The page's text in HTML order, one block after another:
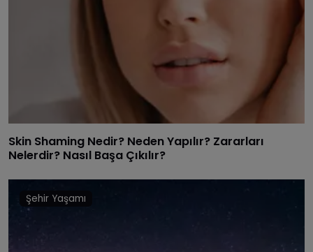
Skin Shaming Nedir? Neden Yapılır? Zararları
Nelerdir? Nasıl Başa Çıkılır?
Şehir Yaşamı